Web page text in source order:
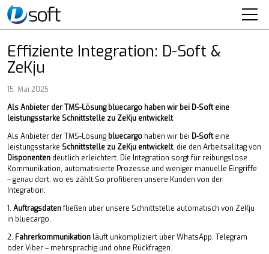
SOFTWARE
SEMINARE
IT-SERVICE
UNTERNEHMEN
Aktuelles
Über uns
Mitarbeiter
KONTAKT
Effiziente Integration: D-Soft &
ZeKju
15. Mai 2025
Als Anbieter der TMS-Lösung bluecargo haben wir bei D-Soft eine
leistungsstarke Schnittstelle zu ZeKju entwickelt
Als Anbieter der TMS-Lösung bluecargo haben wir bei D-Softeine
leistungsstarke Schnittstelle zu ZeKju entwickelt, die den Arbeitsalltag von
Disponenten deutlich erleichtert. Die Integration sorgt für reibungslose
Kommunikation, automatisierte Prozesse und weniger manuelle Eingriffe
– genau dort, wo es zählt.So profitieren unsere Kunden von der
Integration:
1. Auftragsdatenfließen über unsere Schnittstelle automatisch von ZeKju
in bluecargo.
2. Fahrerkommunikation läuft unkompliziert über WhatsApp, Telegram
oder Viber – mehrsprachig und ohne Rückfragen.